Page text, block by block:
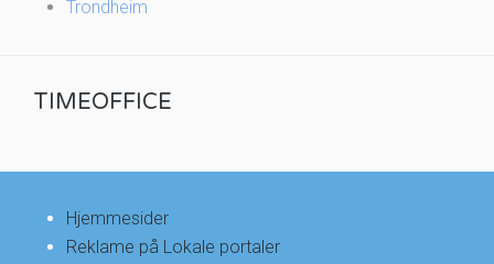
Trondheim
TIMEOFFICE
Hjemmesider
Reklame på Lokale portaler